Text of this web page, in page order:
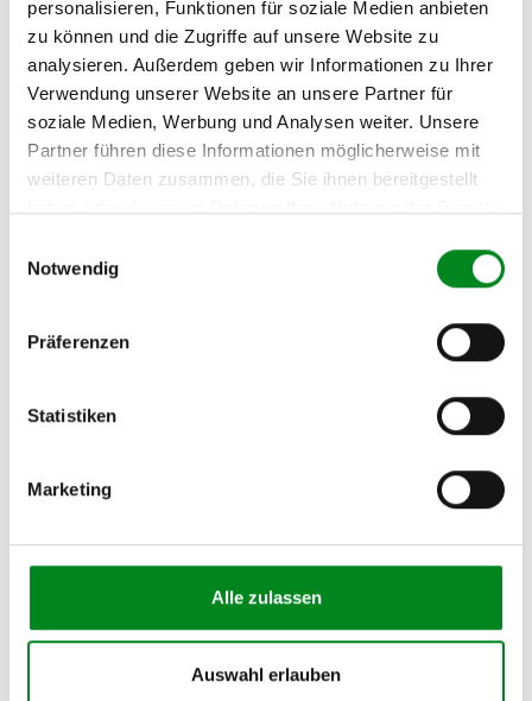
personalisieren, Funktionen für soziale Medien anbieten
zu können und die Zugriffe auf unsere Website zu
analysieren. Außerdem geben wir Informationen zu Ihrer
Verwendung unserer Website an unsere Partner für
soziale Medien, Werbung und Analysen weiter. Unsere
Partner führen diese Informationen möglicherweise mit
weiteren Daten zusammen, die Sie ihnen bereitgestellt
Notwendig
Präferenzen
Statistiken
Marketing
Alle zulassen
Auswahl erlauben
CLASS (W203) C 55 AMG
(203.076)
MERCEDES-BENZ C-
CLASS Kombi (S203) C 180
MERCEDES-BENZ C-
MERCEDES-BENZ C-
CDI (203.204)
CLASS Kombi (S203) C 200
CDI (203.207)
MERCEDES-BENZ C-
CLASS Kombi (S203) C 200
CGI Kompressor (203.243)
MERCEDES-BENZ C-
Kompressor (203.242)